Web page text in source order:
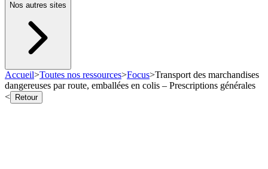
Nos autres sites
Accueil>Toutes nos ressources>Focus>Transport des marchandises
dangereuses par route, emballées en colis – Prescriptions générales
<
Retour